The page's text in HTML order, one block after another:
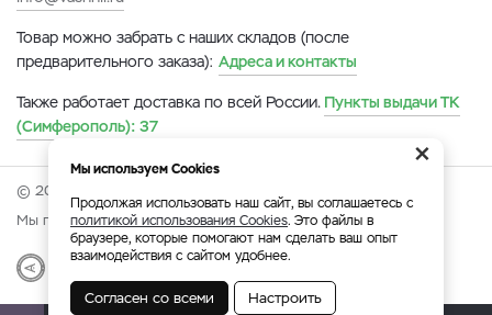
Товар можно забрать с наших складов (после
предварительного заказа): Адреса и контакты
Также работает доставка по всей России. Пункты выдачи ТК
(Симферополь): 37
© 2026 Онлайн-ярмарка ВАСХНиЛ.
Мы принимаем:
Разработка Веб-аналитика
×
Мы используем Cookies
Продолжая использовать наш сайт, вы соглашаетесь с
политикой использования Cookies. Это файлы в
браузере, которые помогают нам сделать ваш опыт
взаимодействия с сайтом удобнее.
Согласен со всеми Настроить